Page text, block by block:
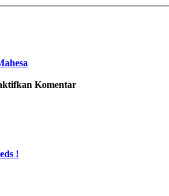
pada
Komentar
!